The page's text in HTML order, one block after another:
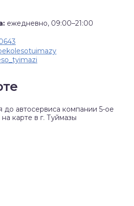
ежедневно, 09:00–21:00
до автосервиса компании 5-ое
карте в г. Туймазы